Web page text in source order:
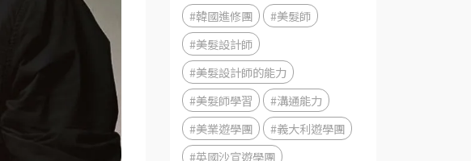
#韓國進修團
#美髮師
#美髮設計師
#美髮設計師的能力
#美髮師學習
#溝通能力
#美業遊學團
#義大利遊學團
#英國沙宣遊學團